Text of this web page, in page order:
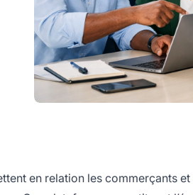
en relation les commerçants et